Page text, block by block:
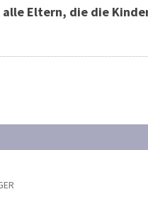
Eltern, die die